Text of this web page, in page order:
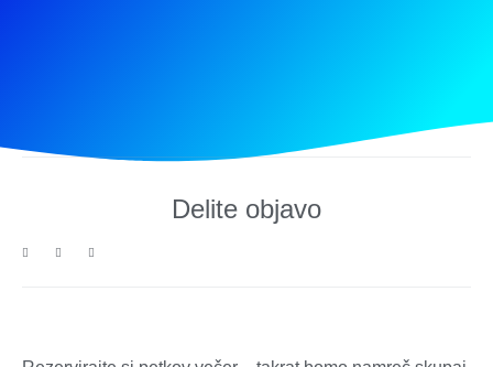
Delite objavo